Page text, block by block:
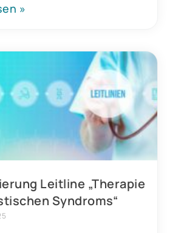
»
Leitline „Therapie
Syndroms“